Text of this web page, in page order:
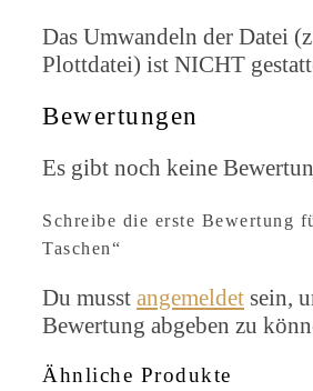
Das Umwandeln der Datei
Plottdatei) ist NICHT
Bewertungen
Es gibt noch keine
Schreibe die erste Bewertung
Taschen“
Du musst angemeldet sein,
Bewertung abgeben zu
Ähnliche Produkte